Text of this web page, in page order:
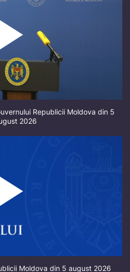
Republicii Moldova din 5
2026
Moldova din 5 august 2026